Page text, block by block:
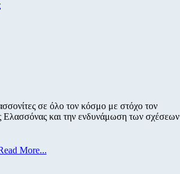
σε όλο τον κόσμο με στόχο τον
Ελασσόνας και την ενδυνάμωση των σχέσεων
More...